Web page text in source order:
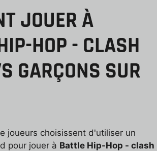
JOUER À
HOP - CLASH
GARÇONS SUR
joueurs choisissent d'utiliser un
pour jouer à Battle Hip-Hop - clash